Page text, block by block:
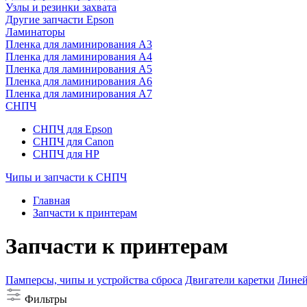
Узлы и резинки захвата
Другие запчасти Epson
Ламинаторы
Пленка для ламинирования А3
Пленка для ламинирования А4
Пленка для ламинирования А5
Пленка для ламинирования А6
Пленка для ламинирования А7
СНПЧ
СНПЧ для Epson
СНПЧ для Canon
СНПЧ для HP
Чипы и запчасти к СНПЧ
Главная
Запчасти к принтерам
Запчасти к принтерам
Памперсы, чипы и устройства сброса Двигатели каретки
Фильтры